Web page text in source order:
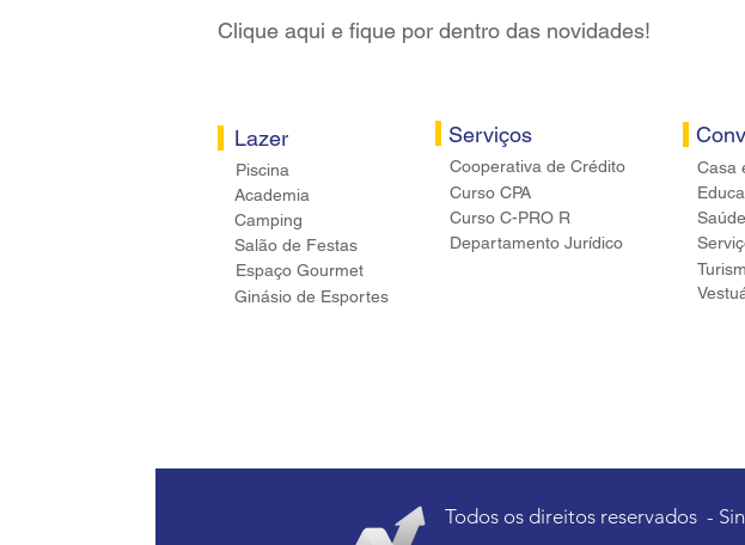
Clique aqui e fique por dentro das novidades!
Lazer
Piscina
Academia
Camping
Salão de Festas
Espaço Gourmet
Ginásio de Esportes
Serviços
Cooperativa de Crédito
Curso CPA
Curso C-PRO R
Departamento Jurídico
Casa
Todos os direitos reservados -